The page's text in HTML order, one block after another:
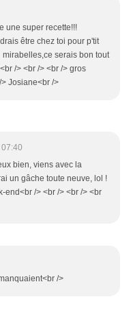
une super recette!!!
être chez toi pour p'tit
serais bon tout
/> <br /> <br /> gros
Josiane<br />
bien, viens avec la
un gâche toute neuve, lol !
end<br /> <br /> <br /> <br
/>